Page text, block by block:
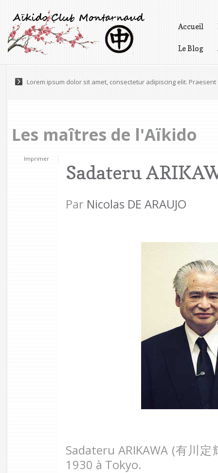
Accueil
Le Blog
Lorem ipsum dolor sit amet, consectetur adipiscing elit.
Maecenas a accumsan felis. Praesent scelerisque volutpat
Les maîtres de l'Aïkido
Imprimer
Sadateru
Par Nicolas DE ARAUJO
Sadateru ARIKAWA (有川定
1930 à Tokyo.